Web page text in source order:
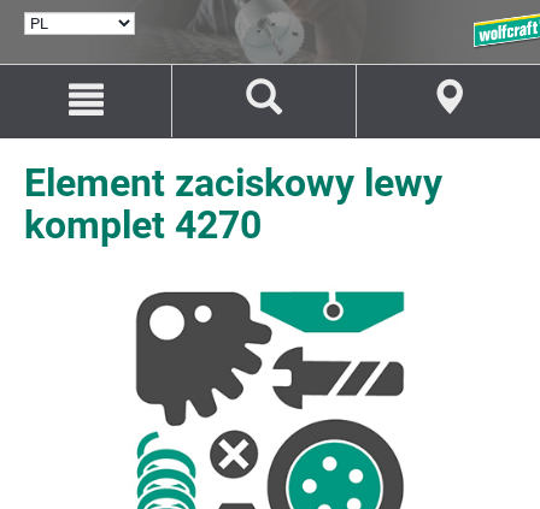
treści
Przejście
nawigacji
Element zaciskowy lewy
komplet 4270